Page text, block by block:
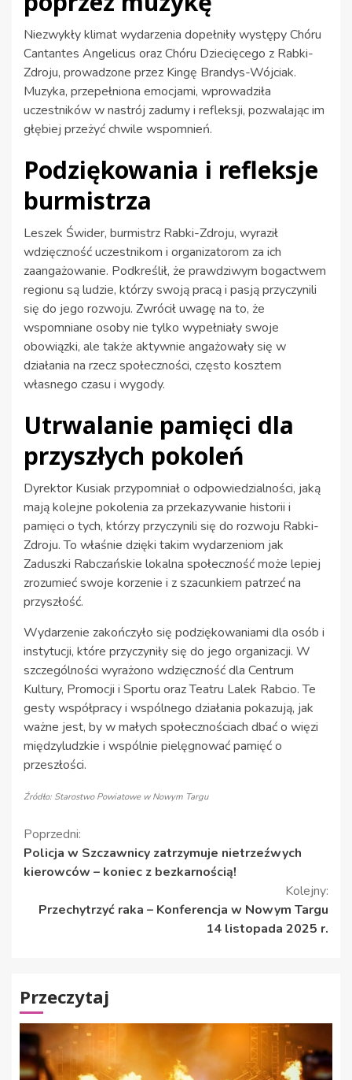
Niezwykły klimat wydarzenia dopełniły występy Chóru
Cantantes Angelicus oraz Chóru Dziecięcego z Rabki-
Zdroju, prowadzone przez Kingę Brandys-Wójciak.
Muzyka, przepełniona emocjami, wprowadziła
uczestników w nastrój zadumy i refleksji, pozwalając im
głębiej przeżyć chwile wspomnień.
Podziękowania i refleksje
burmistrza
Leszek Świder, burmistrz Rabki-Zdroju, wyraził
wdzięczność uczestnikom i organizatorom za ich
zaangażowanie. Podkreślił, że prawdziwym bogactwem
regionu są ludzie, którzy swoją pracą i pasją przyczynili
się do jego rozwoju. Zwrócił uwagę na to, że
wspomniane osoby nie tylko wypełniały swoje
obowiązki, ale także aktywnie angażowały się w
działania na rzecz społeczności, często kosztem
własnego czasu i wygody.
Utrwalanie pamięci dla
przyszłych pokoleń
Dyrektor Kusiak przypomniał o odpowiedzialności, jaką
mają kolejne pokolenia za przekazywanie historii i
pamięci o tych, którzy przyczynili się do rozwoju Rabki-
Zdroju. To właśnie dzięki takim wydarzeniom jak
Zaduszki Rabczańskie lokalna społeczność może lepiej
zrozumieć swoje korzenie i z szacunkiem patrzeć na
przyszłość.
Wydarzenie zakończyło się podziękowaniami dla osób i
instytucji, które przyczyniły się do jego organizacji. W
szczególności wyrażono wdzięczność dla Centrum
Kultury, Promocji i Sportu oraz Teatru Lalek Rabcio. Te
gesty współpracy i wspólnego działania pokazują, jak
ważne jest, by w małych społecznościach dbać o więzi
międzyludzkie i wspólnie pielęgnować pamięć o
przeszłości.
Źródło: Starostwo Powiatowe w Nowym Targu
Kontynuuj
czytanie
Poprzedni:
Policja w Szczawnicy zatrzymuje nietrzeźwych
kierowców – koniec z bezkarnością!
Kolejny:
Przechytrzyć raka – Konferencja w Nowym Targu
14 listopada 2025 r.
Przeczytaj